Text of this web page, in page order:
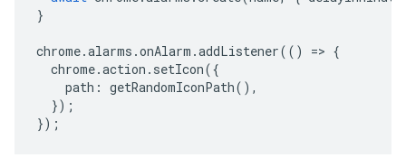
}
chrome.alarms .onAlarm .addListener(() => {
chrome.action . setIcon({
path : getRandomIconPath(),
});
});